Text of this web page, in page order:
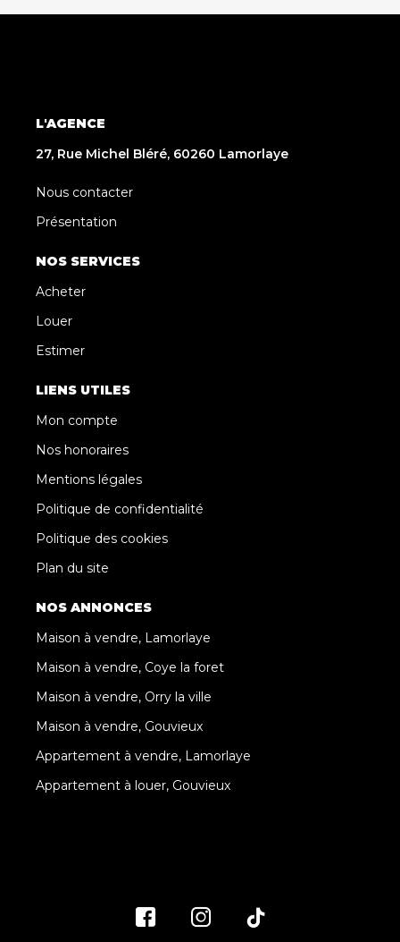
L'AGENCE
27, Rue Michel Bléré, 60260 Lamorlaye
Nous contacter
Présentation
NOS SERVICES
Acheter
Louer
Estimer
LIENS UTILES
Mon compte
Nos honoraires
Mentions légales
Politique de confidentialité
Politique des cookies
Plan du site
NOS ANNONCES
Maison à vendre, Lamorlaye
Maison à vendre, Coye la foret
Maison à vendre, Orry la ville
Maison à vendre, Gouvieux
Appartement à vendre, Lamorlaye
Appartement à louer, Gouvieux